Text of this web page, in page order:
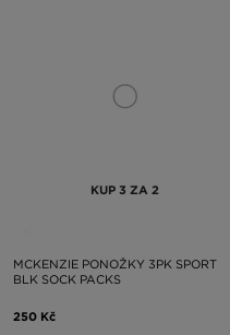
KUP 3 ZA 2
MCKENZIE PONOŽKY 3PK SPORT
BLK SOCK PACKS
250 Kč